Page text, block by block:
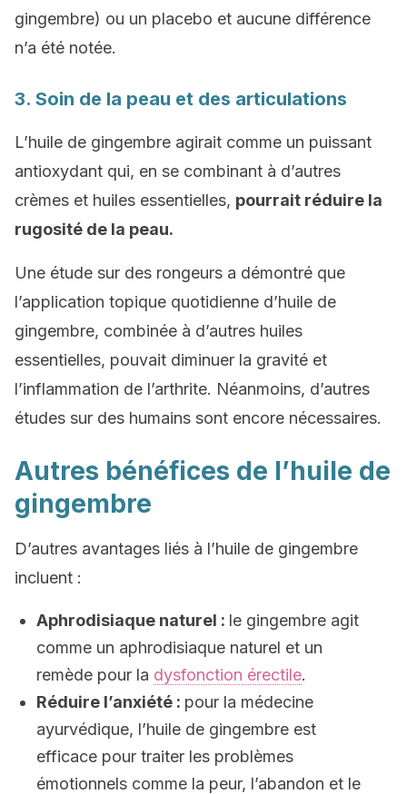
gingembre) ou un placebo et aucune différence
n’a été notée.
3. Soin de la peau et des articulations
L’huile de gingembre agirait comme un puissant
antioxydant qui, en se combinant à d’autres
crèmes et huiles essentielles, pourrait réduire la
rugosité de la peau.
Une étude sur des rongeurs a démontré que
l’application topique quotidienne d’huile de
gingembre, combinée à d’autres huiles
essentielles, pouvait diminuer la gravité et
l’inflammation de l’arthrite. Néanmoins, d’autres
études sur des humains sont encore nécessaires.
Autres bénéfices de l’huile de
gingembre
D’autres avantages liés à l’huile de gingembre
incluent :
Aphrodisiaque naturel : le gingembre agit
comme un aphrodisiaque naturel et un
remède pour la dysfonction érectile.
Réduire l’anxiété : pour la médecine
ayurvédique, l’huile de gingembre est
efficace pour traiter les problèmes
émotionnels comme la peur, l’abandon et le